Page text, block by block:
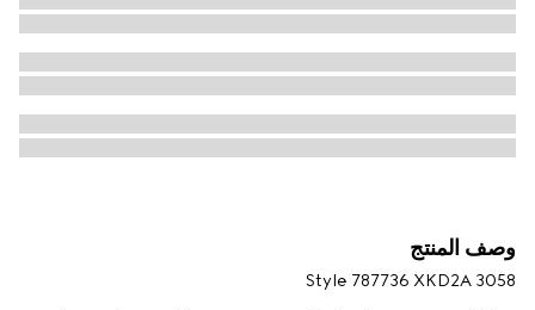
وصف المنتج
Style ‎787736 XKD2A 3058